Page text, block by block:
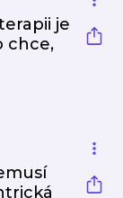
je
chce,